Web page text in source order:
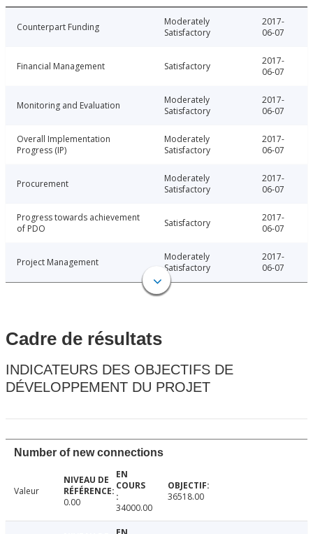
Counterpart Funding
Moderately
Satisfactory
2017-
06-07
Financial Management Satisfactory
2017-
06-07
Monitoring and Evaluation
Moderately
Satisfactory
2017-
06-07
Overall Implementation
Progress (IP)
Moderately
Satisfactory
2017-
06-07
Procurement
Moderately
Satisfactory
2017-
06-07
Progress towards achievement
of PDO
Satisfactory
2017-
06-07
Project Management
Moderately
Satisfactory
2017-
06-07
Cadre de résultats
INDICATEURS DES OBJECTIFS DE
DÉVELOPPEMENT DU PROJET
Number of new connections
Valeur
0.00
34000.00
36518.00